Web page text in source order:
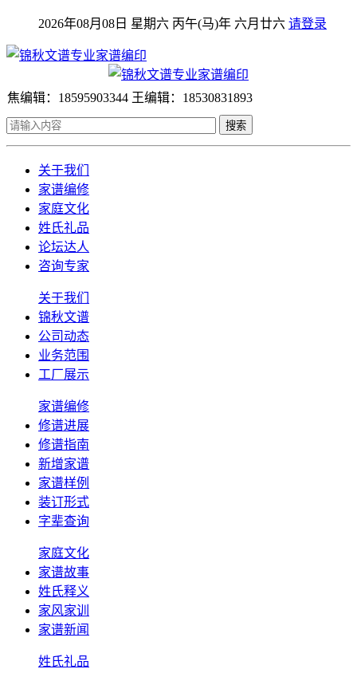
2026年08月08日 星期六 丙午(马)年 六月廿六 请登录
焦编辑：18595903344 王编辑：18530831893
搜索
关于我们
家谱编修
家庭文化
姓氏礼品
论坛达人
咨询专家
关于我们
锦秋文谱
公司动态
业务范围
工厂展示
家谱编修
修谱进展
修谱指南
新增家谱
家谱样例
装订形式
字辈查询
家庭文化
家谱故事
姓氏释义
家风家训
家谱新闻
姓氏礼品